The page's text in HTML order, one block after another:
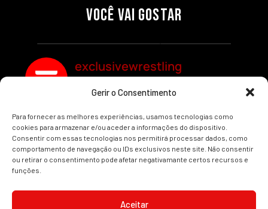
Gerir o Consentimento
Para fornecer as melhores experiências, usamos tecnologias como
cookies para armazenar e/ou aceder a informações do dispositivo.
Consentir com essas tecnologias nos permitirá processar dados, como
comportamento de navegação ou IDs exclusivos neste site. Não consentir
ou retirar o consentimento pode afetar negativamante certos recursos e
funções.
Aceitar
VOCÊ VAI GOSTAR
SEGMENTOS A NÃO PERDER
Por exclusivewrestling
MUNDIAL FEMININO NA AEW
REDEMPTION
Por exclusivewrestling
exclusivewrestling
Ver mais Artigos